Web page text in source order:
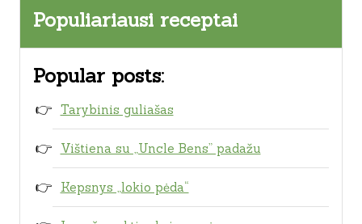
Populiariausi receptai
Popular posts:
Tarybinis guliašas
Vištiena su „Uncle Bens” padažu
Kepsnys „lokio pėda“